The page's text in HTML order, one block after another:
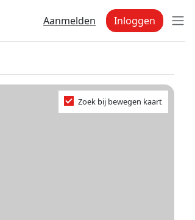
Aanmelden Inloggen
Zoek bij bewegen kaart